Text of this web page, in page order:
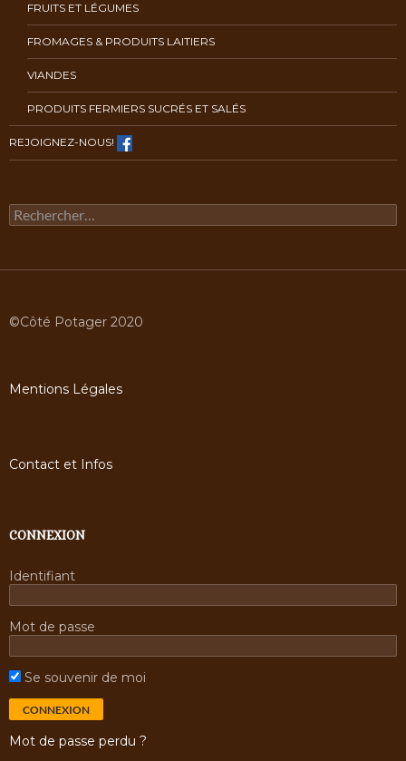
FRUITS ET LÉGUMES
FROMAGES & PRODUITS LAITIERS
VIANDES
PRODUITS FERMIERS SUCRÉS ET SALÉS
REJOIGNEZ-NOUS!
Rechercher :
©Côté Potager 2020
Mentions Légales
Contact et Infos
CONNEXION
Identifiant
Mot de passe
Se souvenir de moi
Mot de passe perdu ?